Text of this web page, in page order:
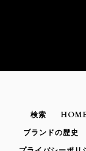
検索
ブランドの歴史